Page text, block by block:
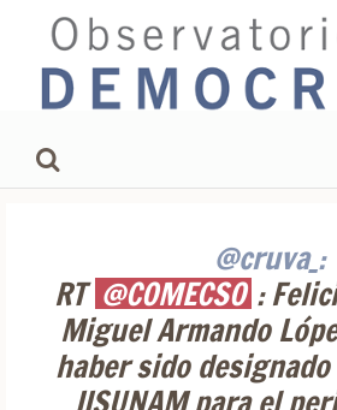
@cruva_:
RT @COMECSO :
Miguel Armando
haber sido